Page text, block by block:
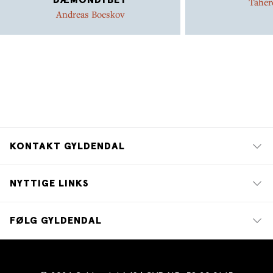
Andreas Boeskov
KONTAKT GYLDENDAL
NYTTIGE LINKS
FØLG GYLDENDAL